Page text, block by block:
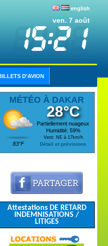
english
ven. 7 août
D'AVION
MÉTÉO À DAKAR
83°F
28°C
Partiellement nuageux
Humidité: 59%
Vent: NE à 17km/h
Détail et prévisions
Attestations DE RETARD
INDEMNISATIONS /
LITIGES